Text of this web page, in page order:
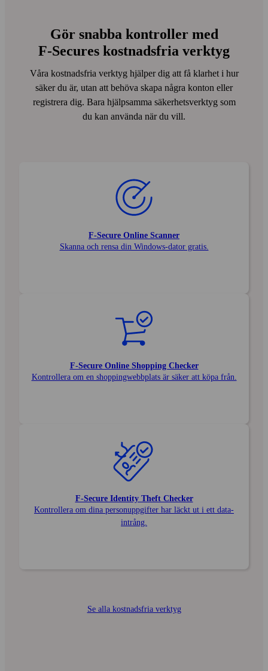
Gör snabba kontroller med
F‑Secures kostnads­fria verktyg
Våra kostnadsfria verktyg hjälper dig att få klarhet i hur
säker du är, utan att behöva skapa några konton eller
registrera dig. Bara hjälp­samma säkerhets­verktyg som
du kan använda när du vill.
F‑Secure Online Scanner
Skanna och rensa din Windows-dator gratis.
F‑Secure Online Shopping Checker
Kontrollera om en shopping­webb­plats är säker att köpa från.
F‑Secure Identity Theft Checker
Kontrollera om dina person­uppgifter har läckt ut i ett data­
intrång.
Se alla kostnadsfria verktyg